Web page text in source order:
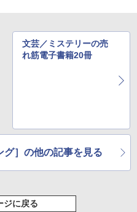
文芸／ミステリーの売
れ筋電子書籍20冊
グ］の他の記事を見る
ジに戻る